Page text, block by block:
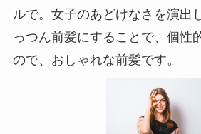
ルで。女子のあどけなさを演出
っつん前髪にすることで、個性
ので、おしゃれな前髪です。